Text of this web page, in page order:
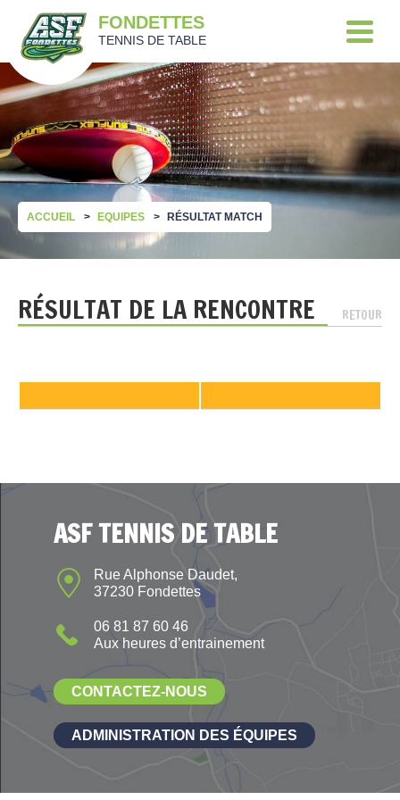
FONDETTES
TENNIS DE TABLE
ACCUEIL EQUIPES RÉSULTAT MATCH
RÉSULTAT DE LA RENCONTRE RETOUR
ASF TENNIS DE TABLE
Rue Alphonse Daudet,
37230 Fondettes
06 81 87 60 46
Aux heures d’entrainement
CONTACTEZ-NOUS
ADMINISTRATION DES ÉQUIPES